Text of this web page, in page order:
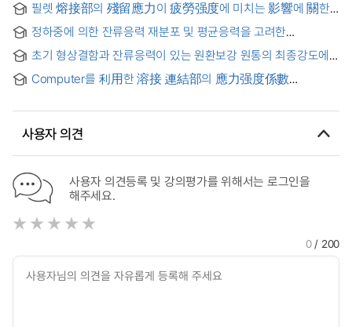
stress corrosion resistance of aged Al-Zn-Mg-Cu(7075 Al)
alloy
필렛 熔接部의 殘留應力이 疲勞强度에 미치는 影響에 關한
硏究
정하중에 의한 잔류응력 재분포 및 평균응력을 고려한
선체용접구조의 피로강도에 관한 연구 : A Study of the fatigue
strength of welded joints in ship structures considering
the static load effects
초기 형상결함과 잔류응력이 있는 원환보강 원통의 최종강도에
관한 실험 및 이론 연구 = Experimental and theoretical
investigations on the ultimate strength of ring stiffened
stresses
Computer를 利用한 溶接 連結部의 應力强度係數
intensity factor range and fatigue life for welding
사용자 의견
사용자 의견등록 및 강의평가를 위해서는 로그인을
해주세요.
0/ 200